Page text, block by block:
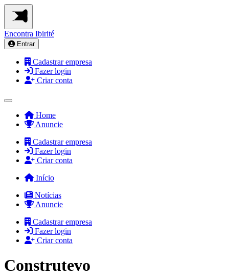
Encontra Ibirité
Entrar
Cadastrar empresa
Fazer login
Criar conta
Home
Anuncie
Cadastrar empresa
Fazer login
Criar conta
Início
Notícias
Anuncie
Cadastrar empresa
Fazer login
Criar conta
Construtevo